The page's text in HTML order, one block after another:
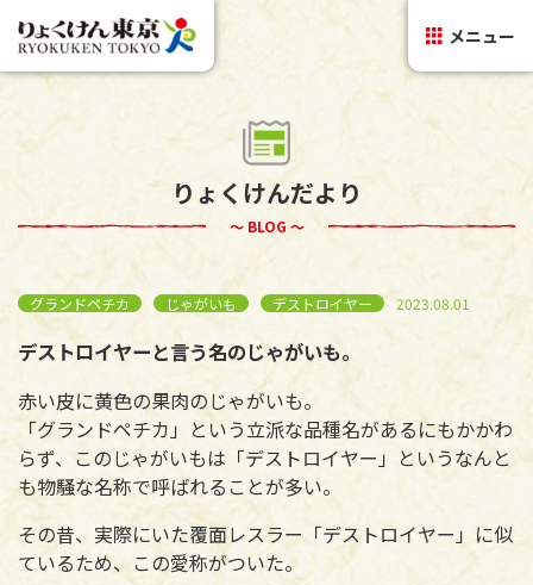
メニュー
りょくけんだより
～ BLOG ～
グランドペチカ じゃがいも デストロイヤー 2023.08.01
デストロイヤーと言う名のじゃがいも。
赤い皮に黄色の果肉のじゃがいも。
「グランドペチカ」という立派な品種名があるにもかかわ
らず、このじゃがいもは「デストロイヤー」というなんと
も物騒な名称で呼ばれることが多い。
その昔、実際にいた覆面レスラー「デストロイヤー」に似
ているため、この愛称がついた。